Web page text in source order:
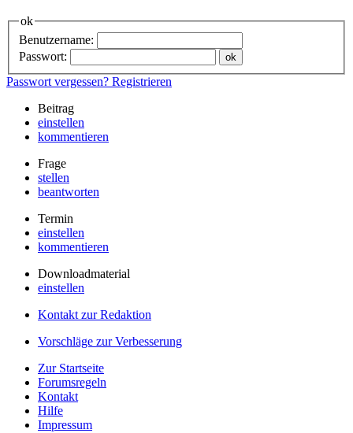
ok
Benutzername:
Passwort:
Passwort vergessen? Registrieren
Beitrag
einstellen
kommentieren
Frage
stellen
beantworten
Termin
einstellen
kommentieren
Downloadmaterial
einstellen
Kontakt zur Redaktion
Vorschläge zur Verbesserung
Zur Startseite
Forumsregeln
Kontakt
Hilfe
Impressum